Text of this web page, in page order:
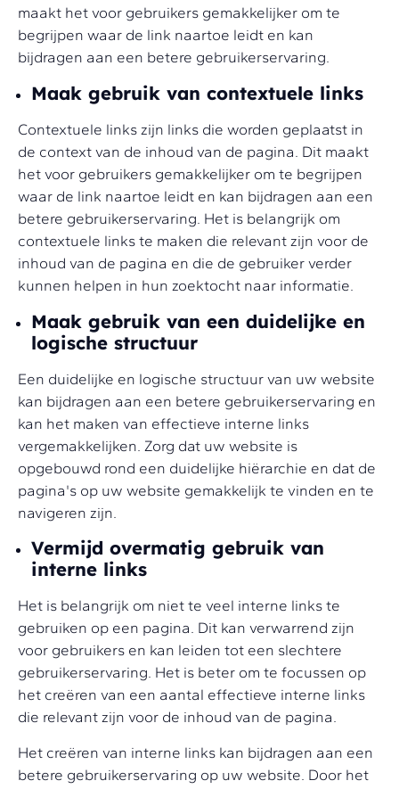
maakt het voor gebruikers gemakkelijker om te
begrijpen waar de link naartoe leidt en kan
bijdragen aan een betere gebruikerservaring.
Maak gebruik van contextuele links
Contextuele links zijn links die worden geplaatst in
de context van de inhoud van de pagina. Dit maakt
het voor gebruikers gemakkelijker om te begrijpen
waar de link naartoe leidt en kan bijdragen aan een
betere gebruikerservaring. Het is belangrijk om
contextuele links te maken die relevant zijn voor de
inhoud van de pagina en die de gebruiker verder
kunnen helpen in hun zoektocht naar informatie.
Maak gebruik van een duidelijke en
logische structuur
Een duidelijke en logische structuur van uw website
kan bijdragen aan een betere gebruikerservaring en
kan het maken van effectieve interne links
vergemakkelijken. Zorg dat uw website is
opgebouwd rond een duidelijke hiërarchie en dat de
pagina's op uw website gemakkelijk te vinden en te
navigeren zijn.
Vermijd overmatig gebruik van
interne links
Het is belangrijk om niet te veel interne links te
gebruiken op een pagina. Dit kan verwarrend zijn
voor gebruikers en kan leiden tot een slechtere
gebruikerservaring. Het is beter om te focussen op
het creëren van een aantal effectieve interne links
die relevant zijn voor de inhoud van de pagina.
Het creëren van interne links kan bijdragen aan een
betere gebruikerservaring op uw website. Door het